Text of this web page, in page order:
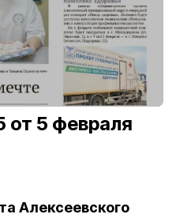
от 5 февраля
Алексеевского